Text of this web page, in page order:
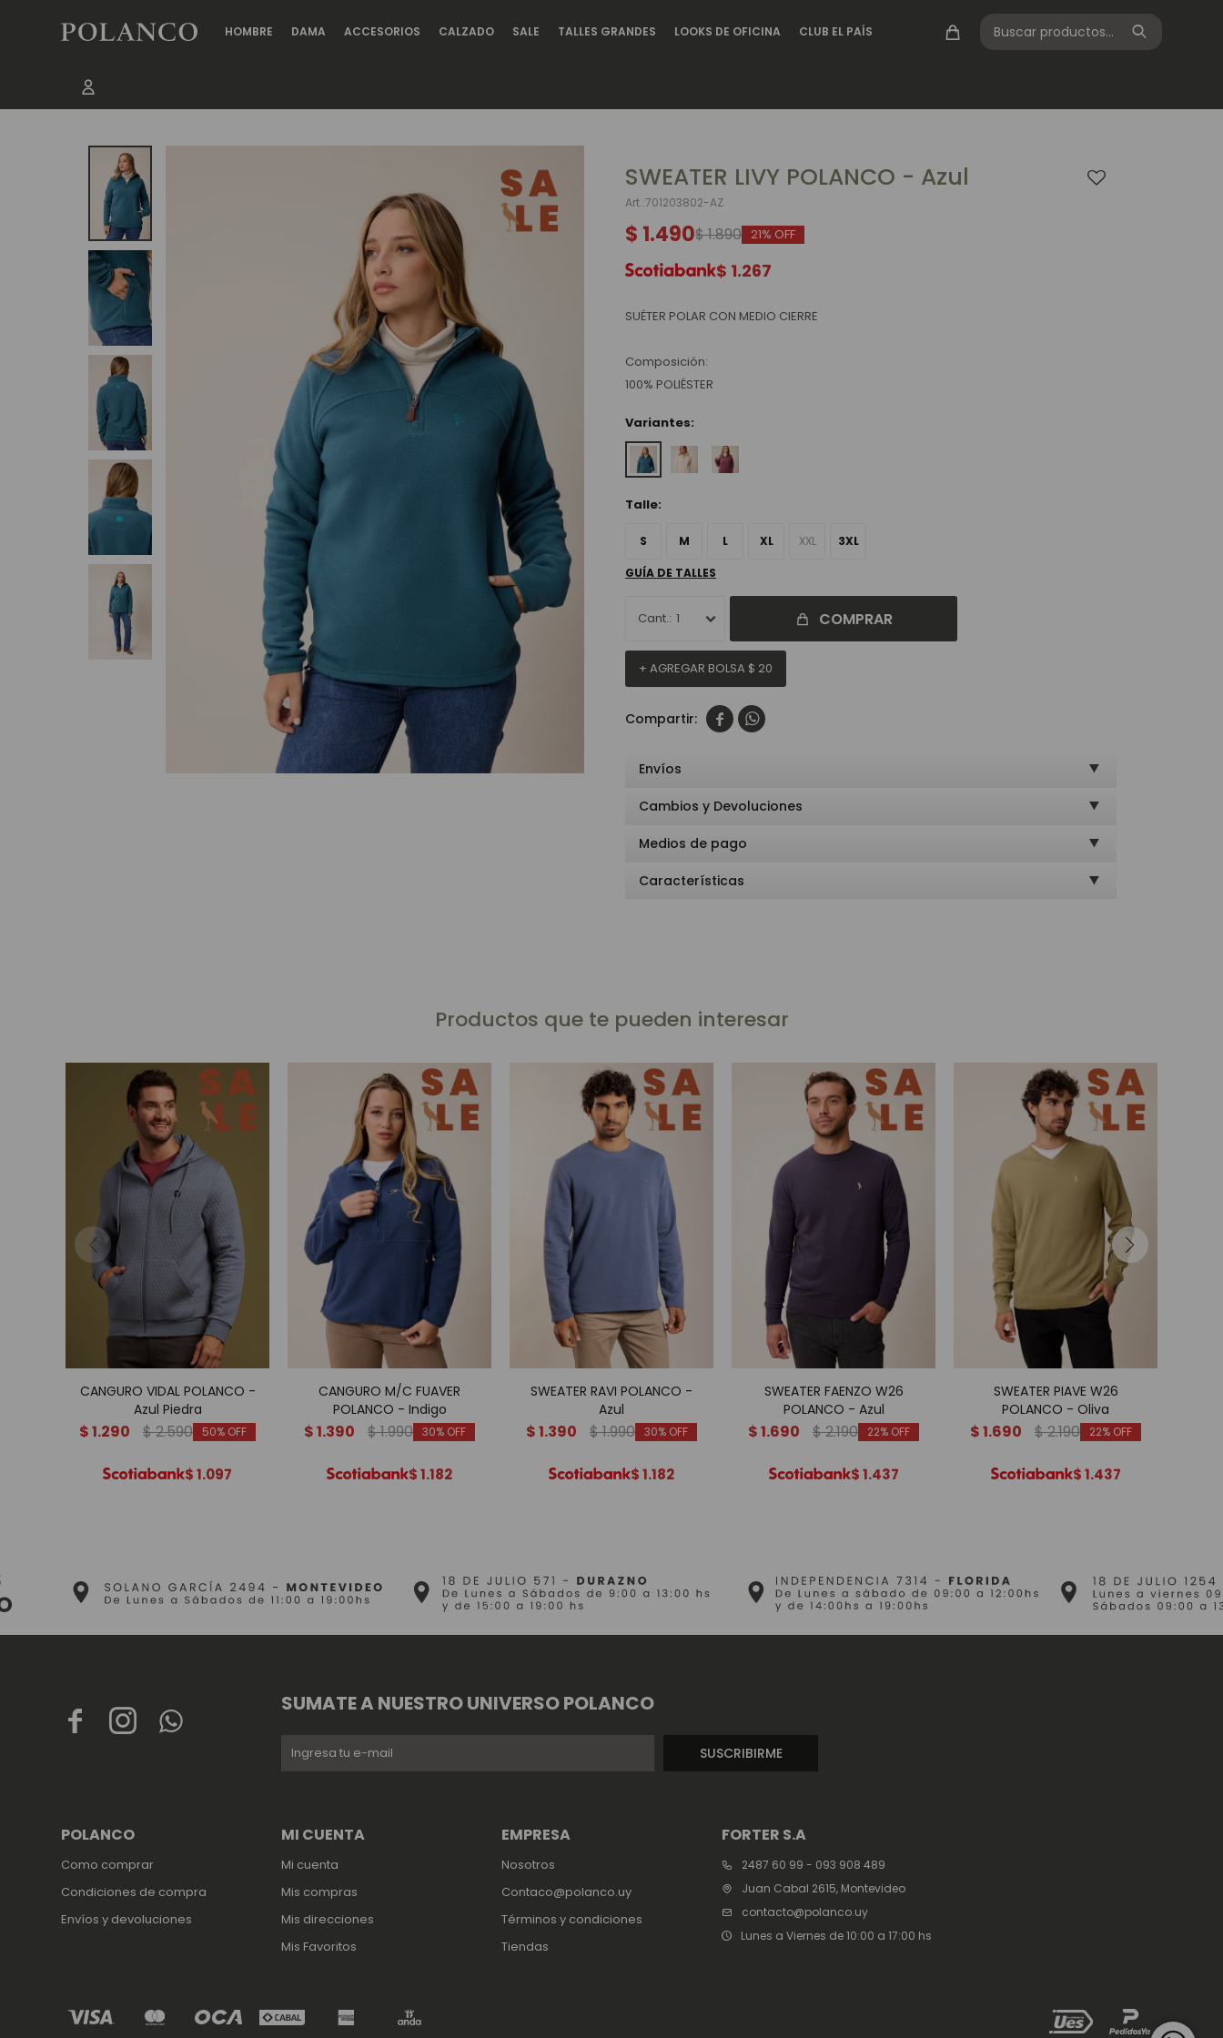
HOMBRE DAMA ACCESORIOS CALZADO SALE TALLES GRANDES LOOKS DE OFICINA CLUB EL PAÍS
SWEATER LIVY POLANCO - Azul
701203802-AZ
$ 1.490$1.890 21
$ 1.267
SUÉTER POLAR CON MEDIO CIERRE
Composición:
100% POLIÉSTER
Variantes:
Talle:
S M L XL XXL 3XL
GUÍA DE TALLES
1 COMPRAR
+ AGREGAR BOLSA $ 20
 
Envíos
Cambios y Devoluciones
Medios de pago
Características
Productos que te pueden interesar
CANGURO VIDAL POLANCO -
Azul Piedra
$1.290 $2.590 50
$1.097
CANGURO M/C FUAVER
POLANCO - Indigo
$1.390 $1.990 30
$1.182
SWEATER RAVI POLANCO -
Azul
$1.390 $1.990 30
$1.182
SWEATER FAENZO W26
POLANCO - Azul
$1.690 $2.190 22
$1.437
SWEATER PIAVE W26
POLANCO - Oliva
$1.690 $2.190 22
$1.437
  
FORTER S.A
2487 60 99 - 093 908 489
Juan Cabal 2615, Montevideo
contacto@polanco.uy
Lunes a Viernes de 10:00 a 17:00 hs
EMPRESA
Nosotros
Contaco@polanco.uy
Términos y condiciones
Tiendas
POLANCO
Como comprar
Condiciones de compra
Envíos y devoluciones
MI CUENTA
Mi cuenta
Mis compras
Mis direcciones
Mis Favoritos
SUMATE A NUESTRO UNIVERSO POLANCO
SUSCRIBIRME